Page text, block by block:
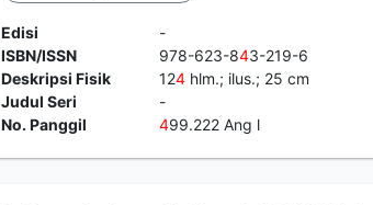
Edisi
-
ISBN/ISSN
978-623-843-219-6
Deskripsi Fisik
124hlm.; ilus.; 25 cm
Judul Seri
-
No. Panggil
499.222 Ang l